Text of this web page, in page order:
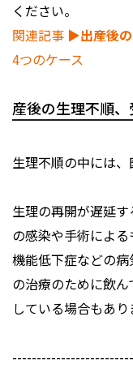
ください。
関連記事 ▶︎出産後の
4つのケース
産後の生理不順
生理不順の中には、
生理の再開が遅延
の感染や手術によ
機能低下症などの
の治療のために飲
している場合もあり